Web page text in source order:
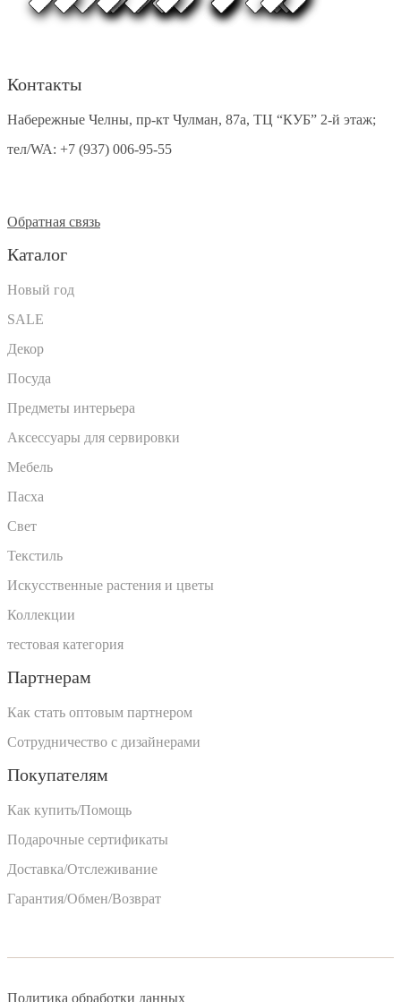
Контакты
Набережные Челны, пр-кт Чулман, 87а, ТЦ “КУБ” 2-й этаж;
тел/WA: +7 (937) 006-95-55
Обратная связь
Каталог
Новый год
SALE
Декор
Посуда
Предметы интерьера
Аксессуары для сервировки
Мебель
Пасха
Свет
Текстиль
Искусственные растения и цветы
Коллекции
тестовая категория
Партнерам
Как стать оптовым партнером
Сотрудничество с дизайнерами
Покупателям
Как купить/Помощь
Подарочные сертификаты
Доставка/Отслеживание
Гарантия/Обмен/Возврат
Политика обработки данных